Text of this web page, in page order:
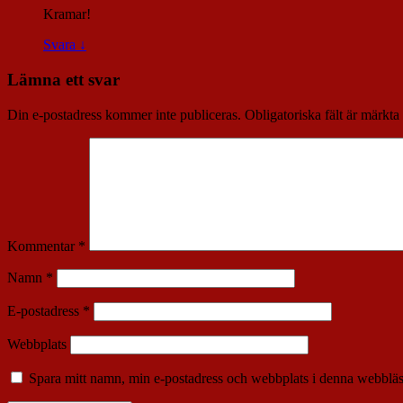
Kramar!
Svara ↓
Lämna ett svar
Din e-postadress kommer inte publiceras. Obligatoriska fält är märkta
Kommentar *
Namn *
E-postadress *
Webbplats
Spara mitt namn, min e-postadress och webbplats i denna